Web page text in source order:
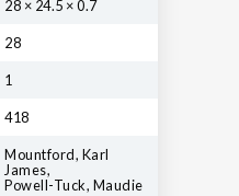
28 × 24.5 × 0.7
28
1
418
Mountford, Karl
James,
Powell-Tuck, Maudie